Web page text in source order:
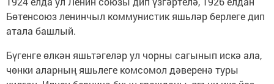
Бөтенсоюз ленинчыл коммунистик яшьләр берлеге дип
атала башлый.
Бүгенге өлкән яшьтәгеләр ул чорны сагынып искә ала,
чөнки аларның яшьлеге комсомол дәверенә туры